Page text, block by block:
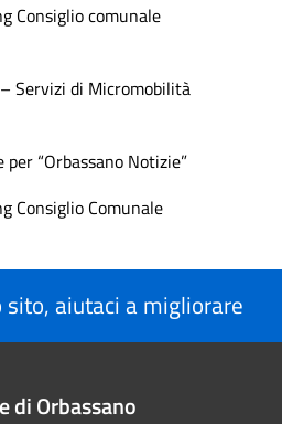
Consiglio comunale
Servizi di Micromobilità
“Orbassano Notizie”
Consiglio Comunale
sito, aiutaci a migliorare
di Orbassano